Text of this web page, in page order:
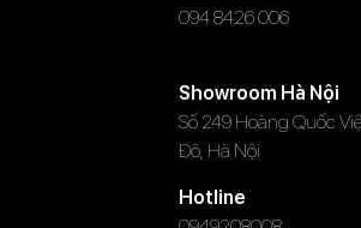
094 8426 006
Showroom Hà Nội
Số 249 Hoàng Quốc
Đô, Hà Nội
Hotline